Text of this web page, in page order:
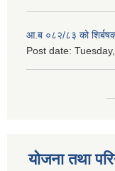
आ.ब ०८२/८३ को
Post date:
योजना तथा